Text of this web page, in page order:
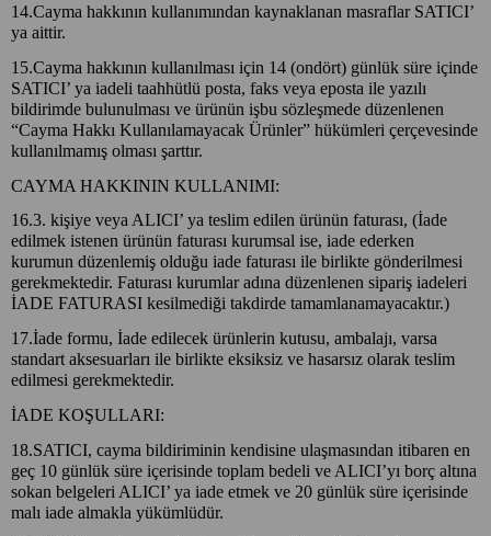
14.Cayma hakkının kullanımından kaynaklanan masraflar SATICI’
ya aittir.
15.Cayma hakkının kullanılması için 14 (ondört) günlük süre içinde
SATICI’ ya iadeli taahhütlü posta, faks veya eposta ile yazılı
bildirimde bulunulması ve ürünün işbu sözleşmede düzenlenen
“Cayma Hakkı Kullanılamayacak Ürünler” hükümleri çerçevesinde
kullanılmamış olması şarttır.
CAYMA HAKKININ KULLANIMI:
16.3. kişiye veya ALICI’ ya teslim edilen ürünün faturası, (İade
edilmek istenen ürünün faturası kurumsal ise, iade ederken
kurumun düzenlemiş olduğu iade faturası ile birlikte gönderilmesi
gerekmektedir. Faturası kurumlar adına düzenlenen sipariş iadeleri
İADE FATURASI kesilmediği takdirde tamamlanamayacaktır.)
17.İade formu, İade edilecek ürünlerin kutusu, ambalajı, varsa
standart aksesuarları ile birlikte eksiksiz ve hasarsız olarak teslim
edilmesi gerekmektedir.
İADE KOŞULLARI:
18.SATICI, cayma bildiriminin kendisine ulaşmasından itibaren en
geç 10 günlük süre içerisinde toplam bedeli ve ALICI’yı borç altına
sokan belgeleri ALICI’ ya iade etmek ve 20 günlük süre içerisinde
malı iade almakla yükümlüdür.